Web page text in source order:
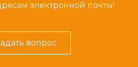
электронной почты!
вопрос